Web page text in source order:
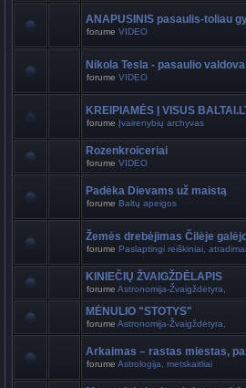
ANAPUSINIS pasaulis-toliau
forume VIDEO
Nikola Tesla - pasaulio
forume VIDEO
KREIPIAMĖS Į VISUS
forume Įvairenybių archyvas
Rozenkroiceriai
forume VIDEO
Padėka Dievams už maistą
forume Baltų apeigos
Žemės drebėjimas Čilėje
forume Paslaptingi reiškiniai, atradimai
KINIEČIŲ ŽVAIGŽDĖLAPIS
forume Astronomija-Žvaigždėtyra,
MĖNULIO "STOTYS"
forume Astronomija-Žvaigždėtyra,
Arkaimas – rastas miestas,
forume Astrologija, metskaitliai